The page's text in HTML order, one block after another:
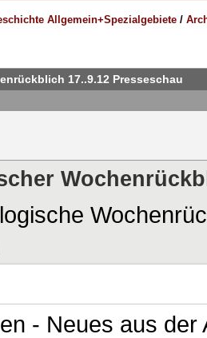
Allgemein+Spezialgebiete /
17..9.12 Presseschau
- Neues aus